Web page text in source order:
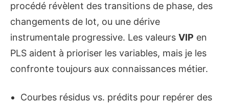
procédé révèlent des transitions de phase, des
changements de lot, ou une dérive
instrumentale progressive. Les valeurs VIP en
PLS aident à prioriser les variables, mais je les
confronte toujours aux connaissances métier.
Courbes résidus vs. prédits pour repérer des